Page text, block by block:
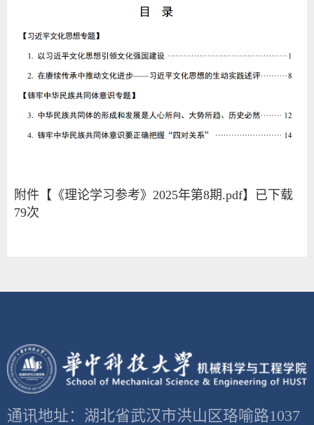
附件【 《理论学习参考》2025年第8期.pdf】已下载
79次
通讯地址：湖北省武汉市洪山区珞喻路1037